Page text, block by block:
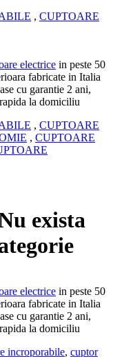
, CUPTOARE
electrice in peste 50
fabricate in Italia
cu garantie 2 ani,
la domiciliu
, CUPTOARE
, CUPTOARE
exista
electrice in peste 50
fabricate in Italia
cu garantie 2 ani,
la domiciliu
incroporabile, cuptor